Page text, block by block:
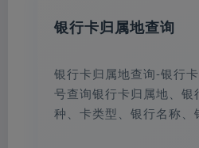
银行卡归属地查询
银行卡归属地查询-银行
号查询银行卡归属地、银
种、卡类型、银行名称、
行的联行号、电话等基本